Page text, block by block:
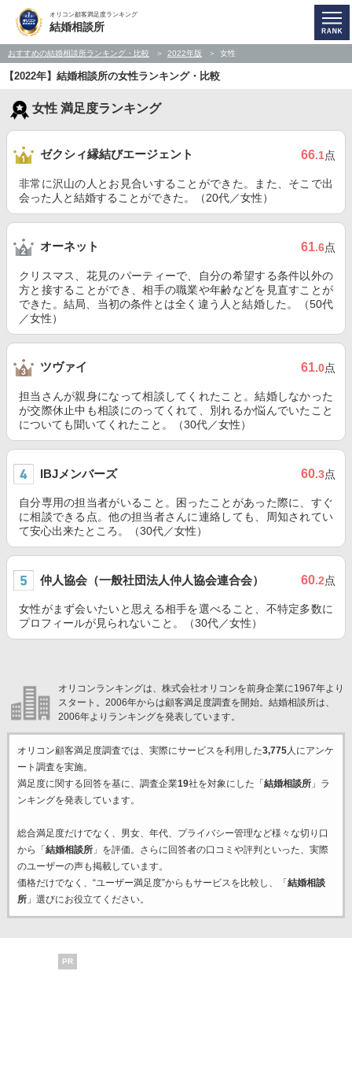
オリコン顧客満足度ランキング
結婚相談所
おすすめの結婚相談所ランキング・比較 2022年版 女性
【2022年】結婚相談所の女性ランキング・比較
女性 満足度ランキング
ゼクシィ縁結びエージェント 66.1点
非常に沢山の人とお見合いすることができた。また、そこで出
会った人と結婚することができた。（20代／女性）
オーネット 61.6点
クリスマス、花見のパーティーで、自分の希望する条件以外の
方と接することができ、相手の職業や年齢などを見直すことが
できた。結局、当初の条件とは全く違う人と結婚した。（50代
／女性）
ツヴァイ 61.0点
担当さんが親身になって相談してくれたこと。結婚しなかった
が交際休止中も相談にのってくれて、別れるか悩んでいたこと
についても聞いてくれたこと。（30代／女性）
IBJメンバーズ 60.3点
自分専用の担当者がいること。困ったことがあった際に、すぐ
に相談できる点。他の担当者さんに連絡しても、周知されてい
て安心出来たところ。（30代／女性）
仲人協会（一般社団法人仲人協会連合会） 60.2点
女性がまず会いたいと思える相手を選べること、不特定多数に
プロフィールが見られないこと。（30代／女性）
オリコンランキングは、株式会社オリコンを前身企業に1967年より
スタート。2006年からは顧客満足度調査を開始。結婚相談所は、
2006年よりランキングを発表しています。
オリコン顧客満足度調査では、実際にサービスを利用した3,775人にアンケ
ート調査を実施。
満足度に関する回答を基に、調査企業19社を対象にした「 結婚相談所」ラ
ンキングを発表しています。
総合満足度だけでなく、男女、年代、プライバシー管理など様々な切り口
から「 結婚相談所」を評価。さらに回答者の口コミや評判といった、実際
のユーザーの声も掲載しています。
価格だけでなく、“ユーザー満足度”からもサービスを比較し、「 結婚相談
所」選びにお役立てください。
PR